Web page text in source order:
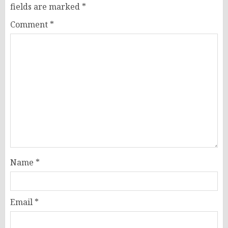
fields are marked *
Comment *
Name *
Email *